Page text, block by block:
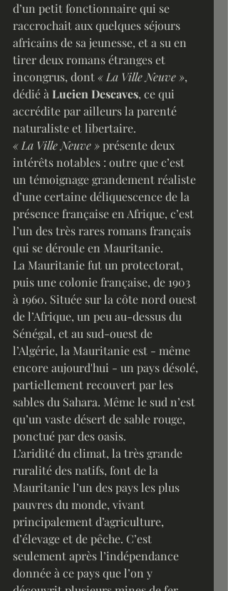
d’un petit fonctionnaire qui se
raccrochait aux quelques séjours
africains de sa jeunesse, et a su en
tirer deux romans étranges et
incongrus, dont « La Ville Neuve »,
dédié à Lucien Descaves, ce qui
accrédite par ailleurs la parenté
naturaliste et libertaire.
« La Ville Neuve » présente deux
intérêts notables : outre que c’est
un témoignage grandement réaliste
d’une certaine déliquescence de la
présence française en Afrique, c’est
l’un des très rares romans français
qui se déroule en Mauritanie.
La Mauritanie fut un protectorat,
puis une colonie française, de 1903
à 1960. Située sur la côte nord ouest
de l’Afrique, un peu au-dessus du
Sénégal, et au sud-ouest de
l’Algérie, la Mauritanie est - même
encore aujourd'hui - un pays désolé,
partiellement recouvert par les
sables du Sahara. Même le sud n’est
qu’un vaste désert de sable rouge,
ponctué par des oasis.
L’aridité du climat, la très grande
ruralité des natifs, font de la
Mauritanie l’un des pays les plus
pauvres du monde, vivant
principalement d’agriculture,
d’élevage et de pêche. C’est
seulement après l’indépendance
donnée à ce pays que l’on y